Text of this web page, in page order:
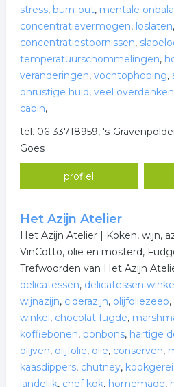
stress, burn-out, mentale
concentratievermogen, loslaten,
concentratiestoornissen,
temperatuurschommelingen,
veranderingen, vochtophoping,
onrustige huid, veel overdenken
cabin, .
tel. 06-33718959, 's-
Goes
profiel
Het Azijn Atelier
Het Azijn Atelier | Koken, wijn,
VinCotto, olie en mosterd,
Trefwoorden van Het Azijn
delicatessen, delicatessen
wijnazijn, ciderazijn, olijfoliezeep,
winkel, chocolat fugde,
koffiebonen, bonbons, hartige
olijven, olijfolie, olie, conserven,
kaasdippers, chutney, kookgerei
landelijk, chef kok, homemade,